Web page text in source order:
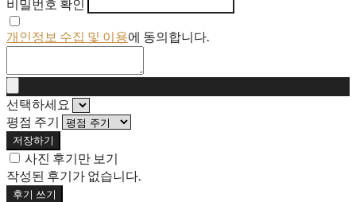
비밀번호 확인
개인정보 수집 및 이용에 동의합니다.
선택하세요
평점 주기
저장하기
사진 후기만 보기
작성된 후기가 없습니다.
후기 쓰기